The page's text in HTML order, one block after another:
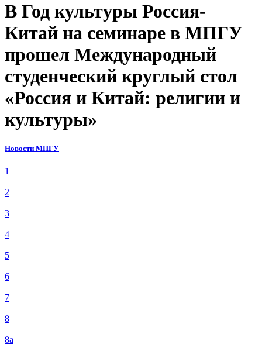
В Год культуры Россия-
Китай на семинаре в МПГУ
прошел Международный
студенческий круглый стол
«Россия и Китай: религии и
культуры»
Новости МПГУ
1
2
3
4
5
6
7
8
8а